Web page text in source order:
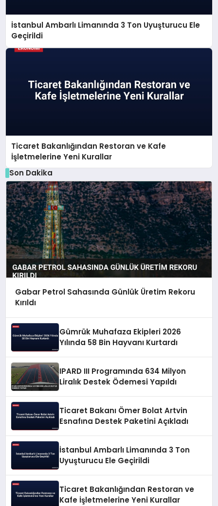
İstanbul Ambarlı Limanında 3 Ton Uyuşturucu Ele
Geçirildi
Ticaret Bakanlığından Restoran ve Kafe
İşletmelerine Yeni Kurallar
Son Dakika
Gabar Petrol Sahasında Günlük Üretim Rekoru
Kırıldı
Gümrük Muhafaza Ekipleri 2026
Yılında 58 Bin Hayvanı Kurtardı
IPARD III Programında 634 Milyon
Liralık Destek Ödemesi Yapıldı
Ticaret Bakanı Ömer Bolat Artvin
Esnafına Destek Paketini Açıkladı
İstanbul Ambarlı Limanında 3 Ton
Uyuşturucu Ele Geçirildi
Ticaret Bakanlığından Restoran ve
Kafe İşletmelerine Yeni Kurallar